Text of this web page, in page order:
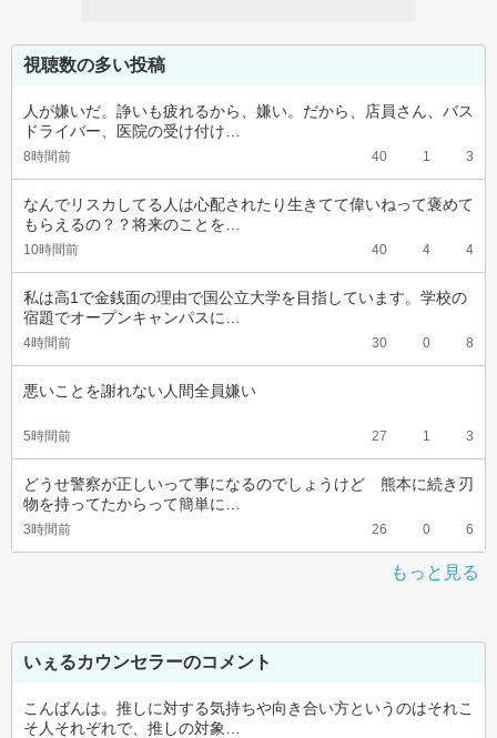
視聴数の多い投稿
人が嫌いだ。諍いも疲れるから、嫌い。だから、店員さん、バス
ドライバー、医院の受け付け…
8時間前 40 1 3
なんでリスカしてる人は心配されたり生きてて偉いねって褒めて
もらえるの？？将来のことを…
10時間前 40 4 4
私は高1で金銭面の理由で国公立大学を目指しています。学校の
宿題でオープンキャンパスに…
4時間前 30 0 8
悪いことを謝れない人間全員嫌い
5時間前 27 1 3
どうせ警察が正しいって事になるのでしょうけど　熊本に続き刃
物を持ってたからって簡単に…
3時間前 26 0 6
もっと見る
いぇるカウンセラーのコメント
こんばんは。推しに対する気持ちや向き合い方というのはそれこ
そ人それぞれで、推しの対象…